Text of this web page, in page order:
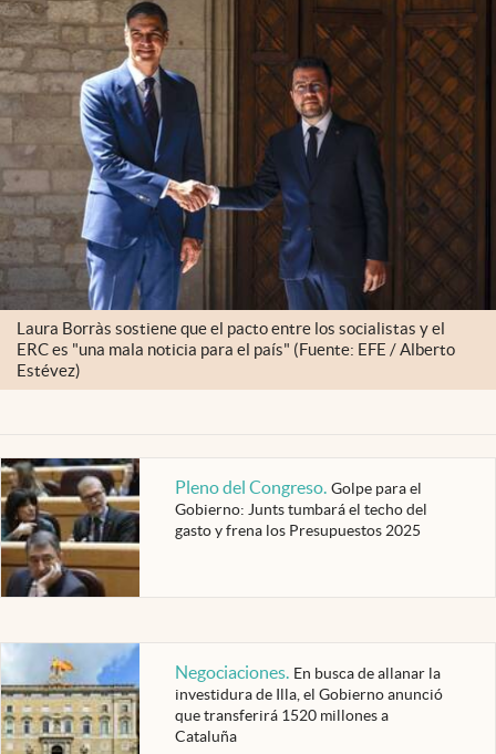
Laura Borràs sostiene que el pacto entre los socialistas y el
ERC es "una mala noticia para el país" (Fuente: EFE / Alberto
Estévez)
Pleno del Congreso. Golpe para el
Gobierno: Junts tumbará el techo del
gasto y frena los Presupuestos 2025
Negociaciones. En busca de allanar la
investidura de Illa, el Gobierno anunció
que transferirá 1520 millones a
Cataluña